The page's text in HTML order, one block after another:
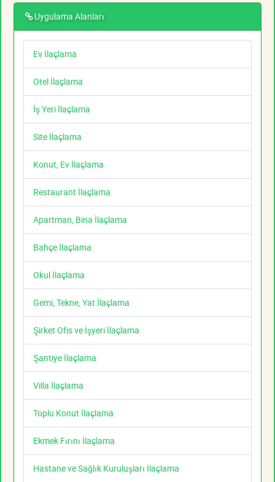
Uygulama Alanları
Ev İlaçlama
Otel İlaçlama
İş Yeri İlaçlama
Site İlaçlama
Konut, Ev İlaçlama
Restaurant İlaçlama
Apartman, Bina İlaçlama
Bahçe İlaçlama
Okul İlaçlama
Gemi, Tekne, Yat İlaçlama
Şirket Ofis ve İşyeri İlaçlama
Şantiye İlaçlama
Villa İlaçlama
Toplu Konut İlaçlama
Ekmek Fırını İlaçlama
Hastane ve Sağlık Kuruluşları İlaçlama